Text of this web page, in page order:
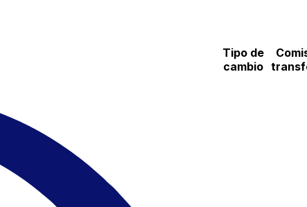
Tipo de
cambio